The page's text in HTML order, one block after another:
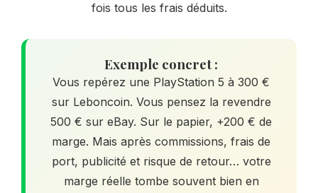
fois tous les frais déduits.
Exemple concret :
Vous repérez une PlayStation 5 à 300 €
sur Leboncoin. Vous pensez la revendre
500 € sur eBay. Sur le papier, +200 € de
marge. Mais après commissions, frais de
port, publicité et risque de retour… votre
marge réelle tombe souvent bien en